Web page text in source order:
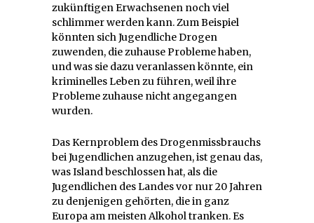
zukünftigen Erwachsenen noch viel
schlimmer werden kann. Zum Beispiel
könnten sich Jugendliche Drogen
zuwenden, die zuhause Probleme haben,
und was sie dazu veranlassen könnte, ein
kriminelles Leben zu führen, weil ihre
Probleme zuhause nicht angegangen
wurden.
Das Kernproblem des Drogenmissbrauchs
bei Jugendlichen anzugehen, ist genau das,
was Island beschlossen hat, als die
Jugendlichen des Landes vor nur 20 Jahren
zu denjenigen gehörten, die in ganz
Europa am meisten Alkohol tranken. Es